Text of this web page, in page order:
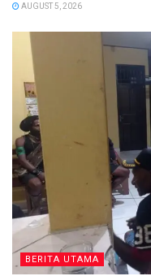
AUGUST 5, 2026
BERITA UTAMA